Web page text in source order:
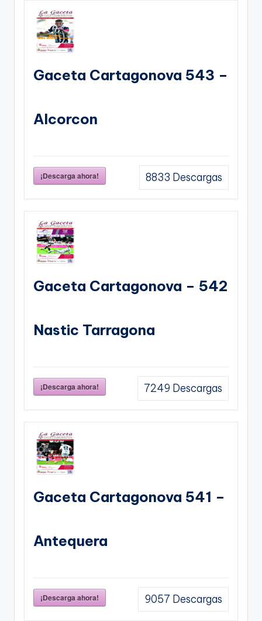
Gaceta Cartagonova 543 –
Alcorcon
¡Descarga ahora! 8833 Descargas
Gaceta Cartagonova – 542
Nastic Tarragona
¡Descarga ahora! 7249 Descargas
Gaceta Cartagonova 541 –
Antequera
¡Descarga ahora! 9057 Descargas